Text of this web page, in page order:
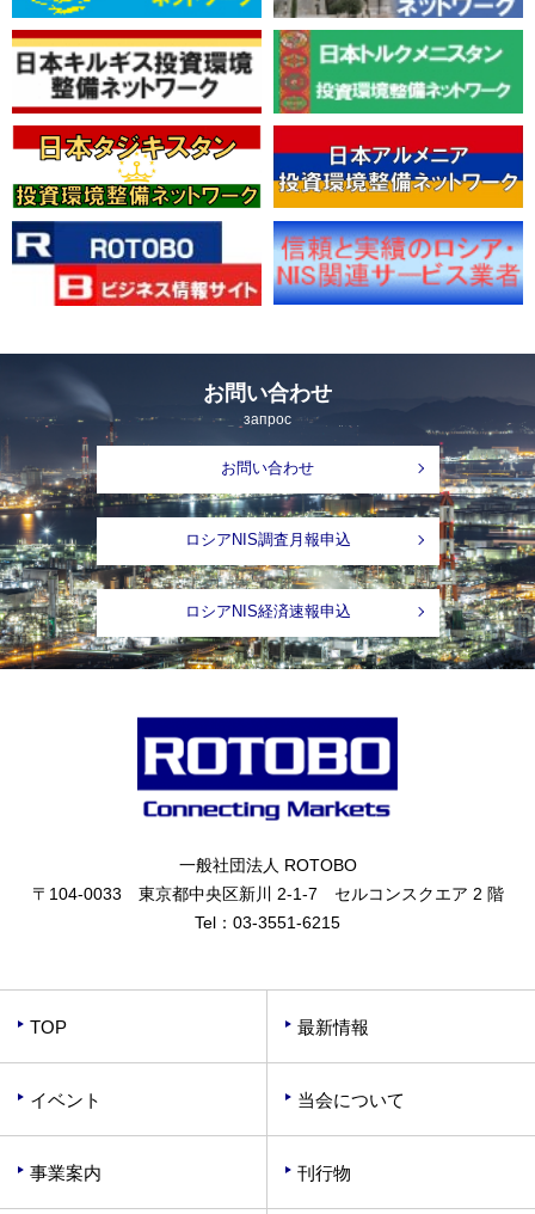
お問い合わせ
запрос
お問い合わせ
ロシアNIS調査月報申込
ロシアNIS経済速報申込
一般社団法人 ROTOBO
〒104-0033 東京都中央区新川 2-1-7 セルコンスクエア 2 階
Tel： 03-3551-6215
TOP 最新情報
イベント 当会について
事業案内 刊行物